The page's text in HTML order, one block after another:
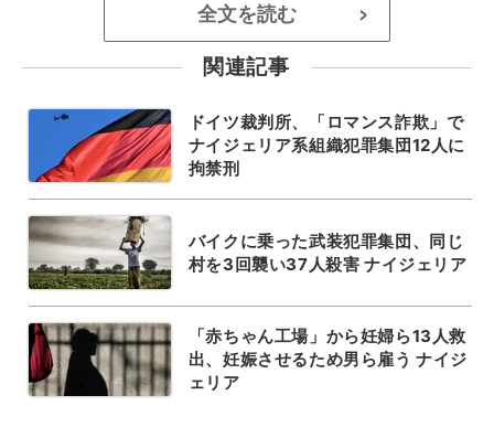
全文を読む >
関連記事
ドイツ裁判所、「ロマンス詐欺」で
ナイジェリア系組織犯罪集団12人に
拘禁刑
バイクに乗った武装犯罪集団、同じ
村を3回襲い37人殺害 ナイジェリア
「赤ちゃん工場」から妊婦ら13人救
出、妊娠させるため男ら雇う ナイジ
ェリア